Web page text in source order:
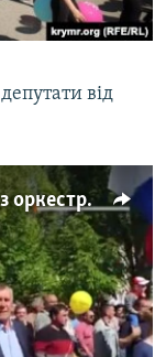
від
«Мир, труд, май» у Керчі: парад з оркестром і «Юнармією» (відео)